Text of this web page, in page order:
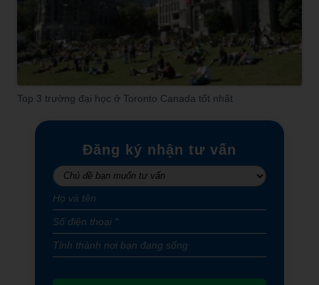
Top 3 trường đại học ở Toronto Canada tốt nhất
Đăng ký nhận tư vấn